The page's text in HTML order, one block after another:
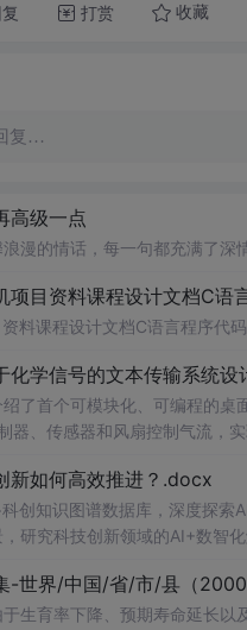
打赏 收藏
复…
级一点
漫的情话，每一句都充满了深
项目资料课程设计文档C语
料课程设计文档C语言程序代
化学信号的文本传输系统
了首个可模块化、可编程的桌
器、传感器和风扇控制气流，
生物通信或新型通信系统研究的科研人员
能的影响；③推动面向管道、地下、
挑战与优化方向。
新如何高效推进？.docx
创知识图谱数据库，深度探索
研究科技创新领域的AI+数智
-世界/中国/省/市/县（
于生育率下降、预期寿命延长